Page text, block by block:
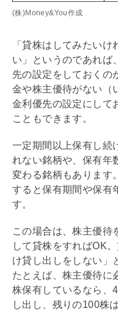
(株)Money&You作成
「貸株はしてみたい
い」というのであれば
先の設定をしておくの
金や株主優待がない（
金利優先の設定にして
こともできます。
一定期間以上保有し続
れない銘柄や、保有年
変わる銘柄もあります
すると保有期間や保有
す。
この場合は、株主優待
して貸株をすればOK
け貸し出しをしない」
たとえば、株主優待に
株保有しているなら、
し出し、残りの100株